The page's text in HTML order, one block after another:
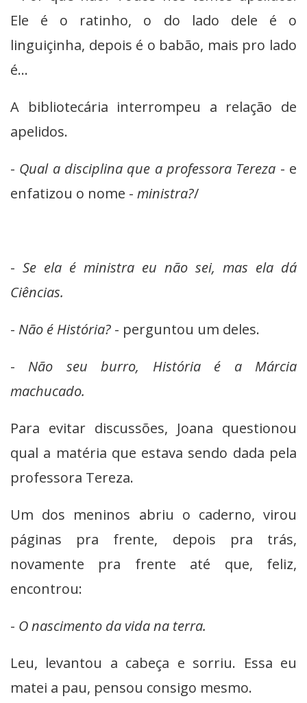
Ele é o ratinho, o do lado dele é o
linguiçinha, depois é o babão, mais pro lado
é...
A bibliotecária interrompeu a relação de
apelidos.
- Qual a disciplina que a professora Tereza - e
enfatizou o nome - ministra?/
- Se ela é ministra eu não sei, mas ela dá
Ciências.
- Não é História? - perguntou um deles.
- Não seu burro, História é a Márcia
machucado.
Para evitar discussões, Joana questionou
qual a matéria que estava sendo dada pela
professora Tereza.
Um dos meninos abriu o caderno, virou
páginas pra frente, depois pra trás,
novamente pra frente até que, feliz,
encontrou:
- O nascimento da vida na terra.
Leu, levantou a cabeça e sorriu. Essa eu
matei a pau, pensou consigo mesmo.